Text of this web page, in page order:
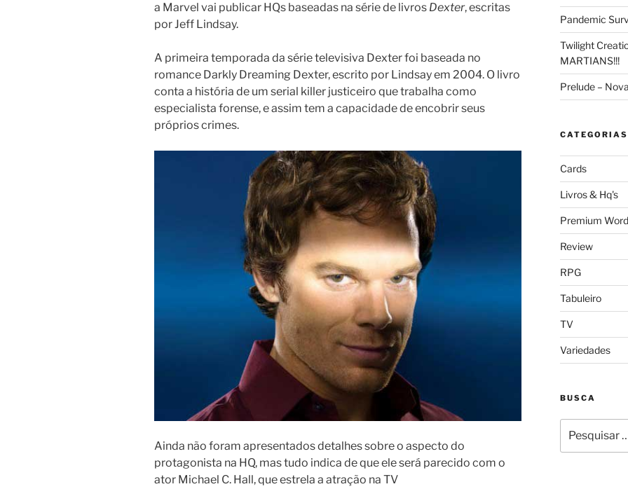
a Marvel vai publicar HQs baseadas na série de livros Dexter, escritas
por Jeff Lindsay.
A primeira temporada da série televisiva Dexter foi baseada no
romance Darkly Dreaming Dexter, escrito por Lindsay em 2004. O livro
conta a história de um serial killer justiceiro que trabalha como
especialista forense, e assim tem a capacidade de encobrir seus
próprios crimes.
Ainda não foram apresentados detalhes sobre o aspecto do
protagonista na HQ, mas tudo indica de que ele será parecido com o
ator Michael C. Hall, que estrela a atração na TV
Pandemic
Twilight
MARTIANS!!!
Prelude –
CATEGORIAS
Cards
Livros & Hq's
Premium
Review
RPG
Tabuleiro
TV
Variedades
BUSCA
por: